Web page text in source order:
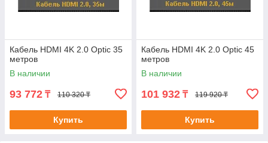
Кабель HDMI 4K 2.0 Optic 35
метров
В наличии
93 772 ₸ 110 320 ₸
Купить
Кабель HDMI 4K 2.0 Optic 45
метров
В наличии
101 932 ₸ 119 920 ₸
Купить